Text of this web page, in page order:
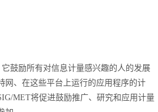
鼓励所有对信息计量感兴趣的人的发展
网、在这些平台上运行的应用程序的计
MET将促进鼓励推广、研究和应用计量